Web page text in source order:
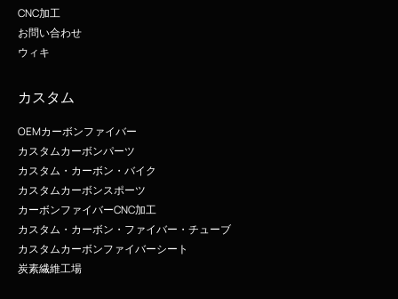
CNC加工
お問い合わせ
ウィキ
カスタム
OEMカーボンファイバー
カスタムカーボンパーツ
カスタム・カーボン・バイク
カスタムカーボンスポーツ
カーボンファイバーCNC加工
カスタム・カーボン・ファイバー・チューブ
カスタムカーボンファイバーシート
炭素繊維工場